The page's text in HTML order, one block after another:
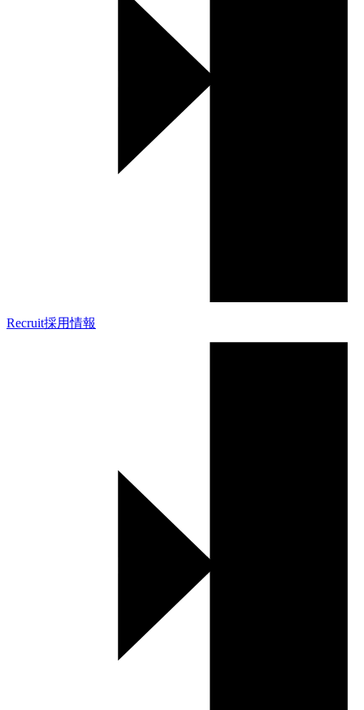
Recruit採用情報